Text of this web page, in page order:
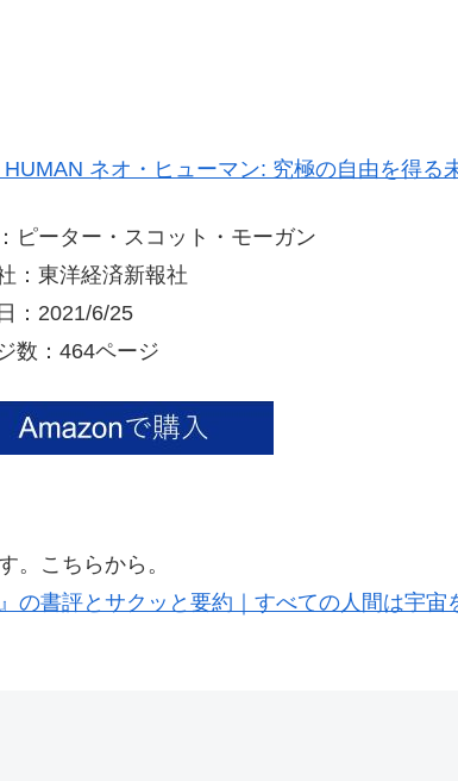
HUMAN ネオ・ヒューマン: 究極の自由を得る
ピーター・スコット・モーガン
：東洋経済新報社
：2021/6/25
数：464ページ
。こちらから。
の書評とサクッと要約｜すべての人間は宇宙